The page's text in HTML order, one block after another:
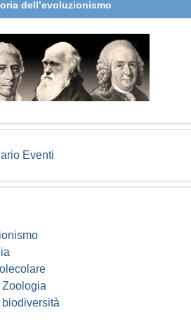
dell’evoluzionismo
Eventi
Zoologia